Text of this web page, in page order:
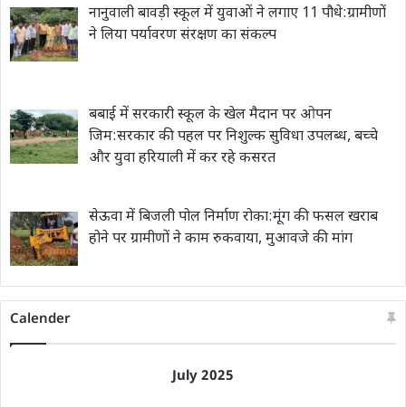
नानुवाली बावड़ी स्कूल में युवाओं ने लगाए 11 पौधे:ग्रामीणों
ने लिया पर्यावरण संरक्षण का संकल्प
बबाई में सरकारी स्कूल के खेल मैदान पर ओपन
जिम:सरकार की पहल पर निशुल्क सुविधा उपलब्ध, बच्चे
और युवा हरियाली में कर रहे कसरत
सेऊवा में बिजली पोल निर्माण रोका:मूंग की फसल खराब
होने पर ग्रामीणों ने काम रुकवाया, मुआवजे की मांग
Calender
July 2025